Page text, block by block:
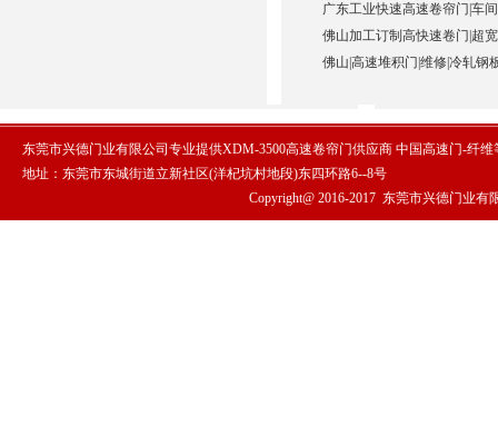
广东工业快速高速卷帘门|车
佛山加工订制高快速卷门|超
佛山|高速堆积门|维修|冷轧钢
东莞市兴德门业有限公司专业提供XDM-3500高速卷帘门供应商 中国高速门-纤
地址：东莞市东城街道立新社区(洋杞坑村地段)东四环路6--8号
Copyright@ 2016-2017 东莞市兴德门业有